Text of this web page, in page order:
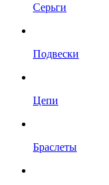
Серьги
Подвески
Цепи
Браслеты